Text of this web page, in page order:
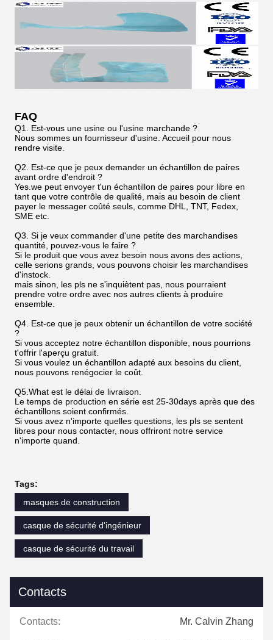
FAQ
Q1. Est-vous une usine ou l'usine marchande ?
Nous sommes un fournisseur d'usine. Accueil pour nous
rendre visite.
Q2. Est-ce que je peux demander un échantillon de paires
avant ordre d'endroit ?
Yes.we peut envoyer t'un échantillon de paires pour libre en
tant que votre contrôle de qualité, mais au besoin de client
payer le messager coûté seuls, comme DHL, TNT, Fedex,
SME etc.
Q3. Si je veux commander d'une petite des marchandises
quantité, pouvez-vous le faire ?
Si le produit que vous avez besoin nous avons des actions,
celle serions grands, vous pouvons choisir les marchandises
d'instock.
mais sinon, les pls ne s'inquiètent pas, nous pourraient
prendre votre ordre avec nos autres clients à produire
ensemble.
Q4. Est-ce que je peux obtenir un échantillon de votre société
?
Si vous acceptez notre échantillon disponible, nous pourrions
t'offrir l'aperçu gratuit.
Si vous voulez un échantillon adapté aux besoins du client,
nous pouvons renégocier le coût.
Q5.What est le délai de livraison.
Le temps de production en série est 25-30days après que des
échantillons soient confirmés.
Si vous avez n'importe quelles questions, les pls se sentent
libres pour nous contacter, nous offriront notre service
n'importe quand.
Tags:
masques de construction
casque de sécurité d'ingénieur
casque de sécurité du travail
Contacts
Contacts: Mr. Calvin Zhang